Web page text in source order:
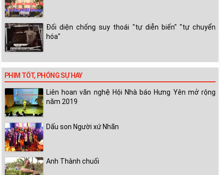
Đối diện chống suy thoái "tự diễn biến" "tự chuyển
hóa"
PHIM TỐT, PHÓNG SỰ HAY
Liên hoan văn nghệ Hội Nhà báo Hưng Yên mở rộng
năm 2019
Dấu son Người xứ Nhãn
Anh Thành chuối